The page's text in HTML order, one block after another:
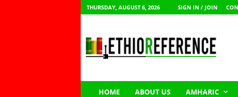
THURSDAY, AUGUST 6, 2026 SIGN IN / JOIN
h
HOME ABOUT US AMHARIC